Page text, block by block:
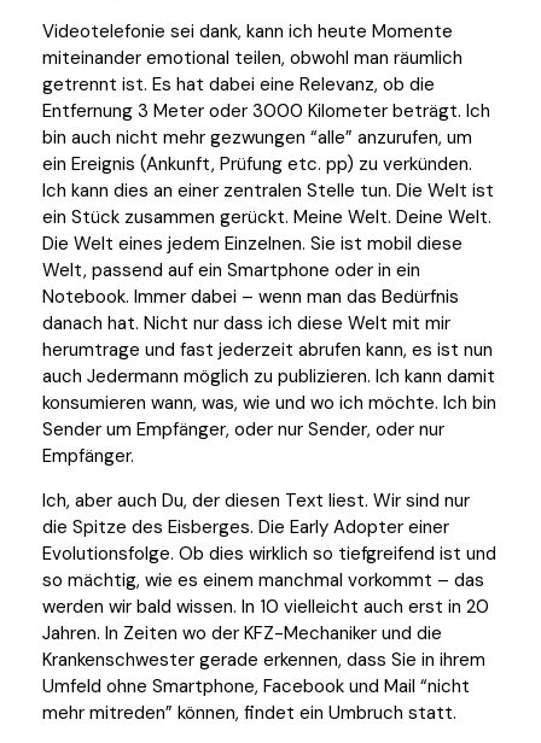
Videotelefonie sei dank, kann ich heute Momente
miteinander emotional teilen, obwohl man räumlich
getrennt ist. Es hat dabei eine Relevanz, ob die
Entfernung 3 Meter oder 3000 Kilometer beträgt. Ich
bin auch nicht mehr gezwungen “alle” anzurufen, um
ein Ereignis (Ankunft, Prüfung etc. pp) zu verkünden.
Ich kann dies an einer zentralen Stelle tun. Die Welt ist
ein Stück zusammen gerückt. Meine Welt. Deine Welt.
Die Welt eines jedem Einzelnen. Sie ist mobil diese
Welt, passend auf ein Smartphone oder in ein
Notebook. Immer dabei – wenn man das Bedürfnis
danach hat. Nicht nur dass ich diese Welt mit mir
herumtrage und fast jederzeit abrufen kann, es ist nun
auch Jedermann möglich zu publizieren. Ich kann damit
konsumieren wann, was, wie und wo ich möchte. Ich bin
Sender um Empfänger, oder nur Sender, oder nur
Empfänger.
Ich, aber auch Du, der diesen Text liest. Wir sind nur
die Spitze des Eisberges. Die Early Adopter einer
Evolutionsfolge. Ob dies wirklich so tiefgreifend ist und
so mächtig, wie es einem manchmal vorkommt – das
werden wir bald wissen. In 10 vielleicht auch erst in 20
Jahren. In Zeiten wo der KFZ-Mechaniker und die
Krankenschwester gerade erkennen, dass Sie in ihrem
Umfeld ohne Smartphone, Facebook und Mail “nicht
mehr mitreden” können, findet ein Umbruch statt.